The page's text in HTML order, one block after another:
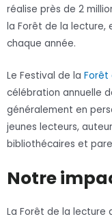
réalise près de 2
la Forêt de la lecture,
chaque année.
Le Festival de la Forêt
célébration annuelle
généralement en
jeunes lecteurs,
bibliothécaires et
Notre
La Forêt de la lecture